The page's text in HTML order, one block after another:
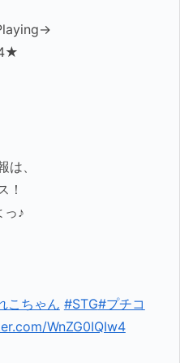
>
、
！
っ♪
こちゃん #STG#プチコ
WnZG0IQIw4